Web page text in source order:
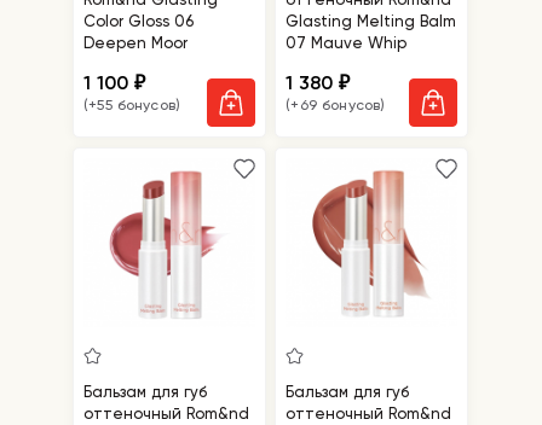
Color Gloss 06
Deepen Moor
1 100₽
(+55 бонусов)
Glasting Melting Balm
07 Mauve Whip
1 380₽
(+69 бонусов)
Бальзам для губ
оттеночный Rom&nd
Бальзам для губ
оттеночный Rom&nd